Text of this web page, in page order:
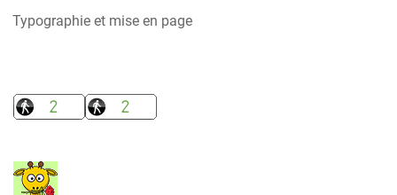
Typographie et mise en page